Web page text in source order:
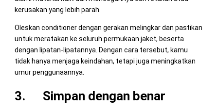
kerusakan yang lebih parah.
Oleskan conditioner dengan gerakan melingkar dan pastikan
untuk meratakan ke seluruh permukaan jaket, beserta
dengan lipatan-lipatannya. Dengan cara tersebut, kamu
tidak hanya menjaga keindahan, tetapi juga meningkatkan
umur penggunaannya.
3. Simpan dengan benar